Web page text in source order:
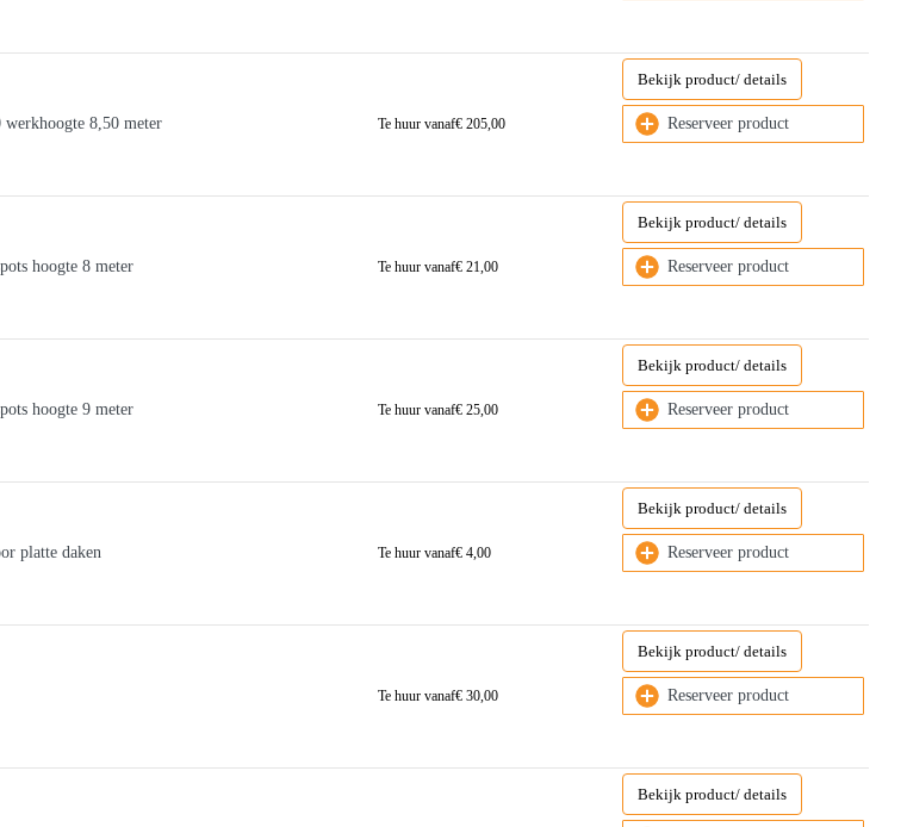
8,50 meter Te huur vanaf€ 205,00
Bekijk product/ details
Reserveer product
hoogte 8 meter Te huur vanaf€ 21,00
Bekijk product/ details
Reserveer product
hoogte 9 meter Te huur vanaf€ 25,00
Bekijk product/ details
Reserveer product
platte daken Te huur vanaf€ 4,00
Bekijk product/ details
Reserveer product
Te huur vanaf€ 30,00
Bekijk product/ details
Reserveer product
Bekijk product/ details